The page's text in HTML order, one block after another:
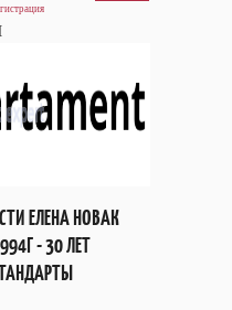
ЕЛЕНА НОВАК
- 30 ЛЕТ